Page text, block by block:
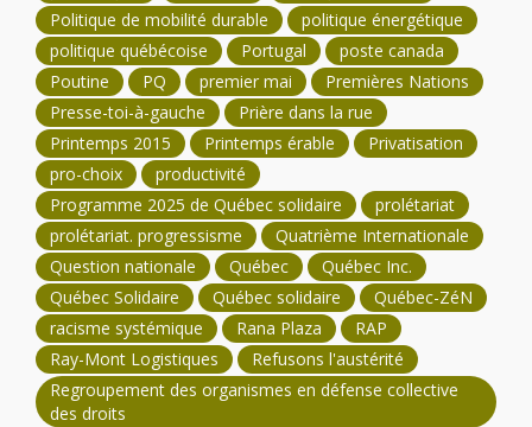
Politique de mobilité durable
politique énergétique
politique québécoise
Portugal
poste canada
Poutine
PQ premier mai
Premières Nations
Presse-toi-à-gauche
Prière dans la rue
Printemps 2015
Printemps érable
Privatisation
pro-choix
productivité
Programme 2025 de Québec solidaire
prolétariat
prolétariat. progressisme
Quatrième Internationale
Question nationale
Québec
Québec Inc.
Québec Solidaire
Québec solidaire
Québec-ZéN
racisme systémique
Rana Plaza
RAP
Ray-Mont Logistiques
Refusons l'austérité
Regroupement des organismes en défense collective
des droits